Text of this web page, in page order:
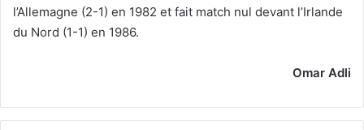
l’Allemagne (2-1) en 1982 et fait match nul devant l’Irlande
du Nord (1-1) en 1986.
Omar Adli